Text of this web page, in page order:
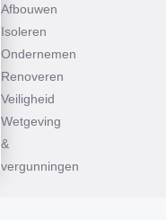
Afbouwen
Isoleren
Ondernemen
Renoveren
Veiligheid
Wetgeving
&
vergunningen